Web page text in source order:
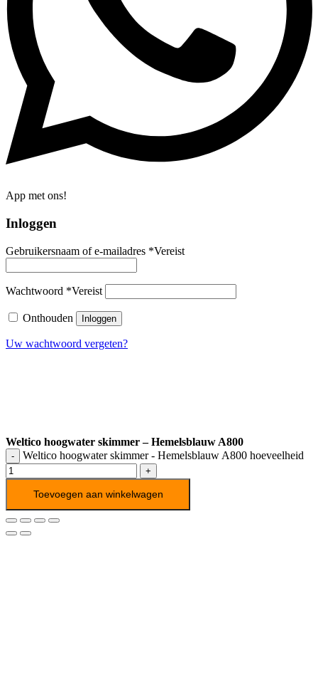
App met ons!
Inloggen
Gebruikersnaam of e-mailadres *Vereist
Wachtwoord *Vereist
Onthouden Inloggen
Uw wachtwoord vergeten?
Weltico hoogwater skimmer – Hemelsblauw A800
Weltico hoogwater skimmer - Hemelsblauw A800 hoeveelheid
Toevoegen aan winkelwagen